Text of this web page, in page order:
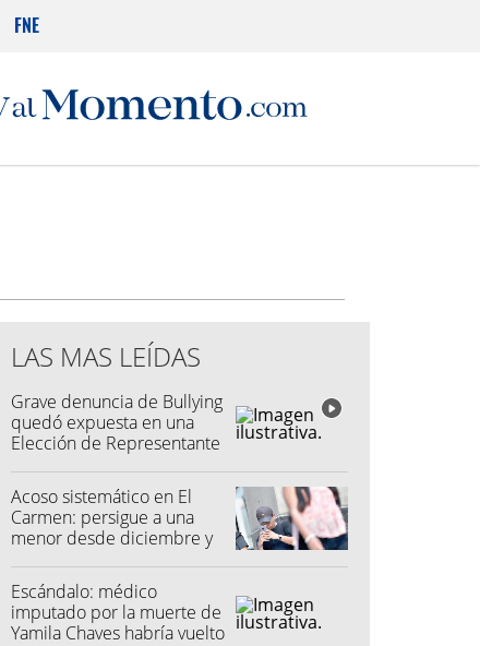
FNE
LAS MAS LEÍDAS
Grave denuncia de Bullying
quedó expuesta en una
Elección de Representante
Acoso sistemático en El
Carmen: persigue a una
menor desde diciembre y
Escándalo: médico
imputado por la muerte de
Yamila Chaves habría vuelto